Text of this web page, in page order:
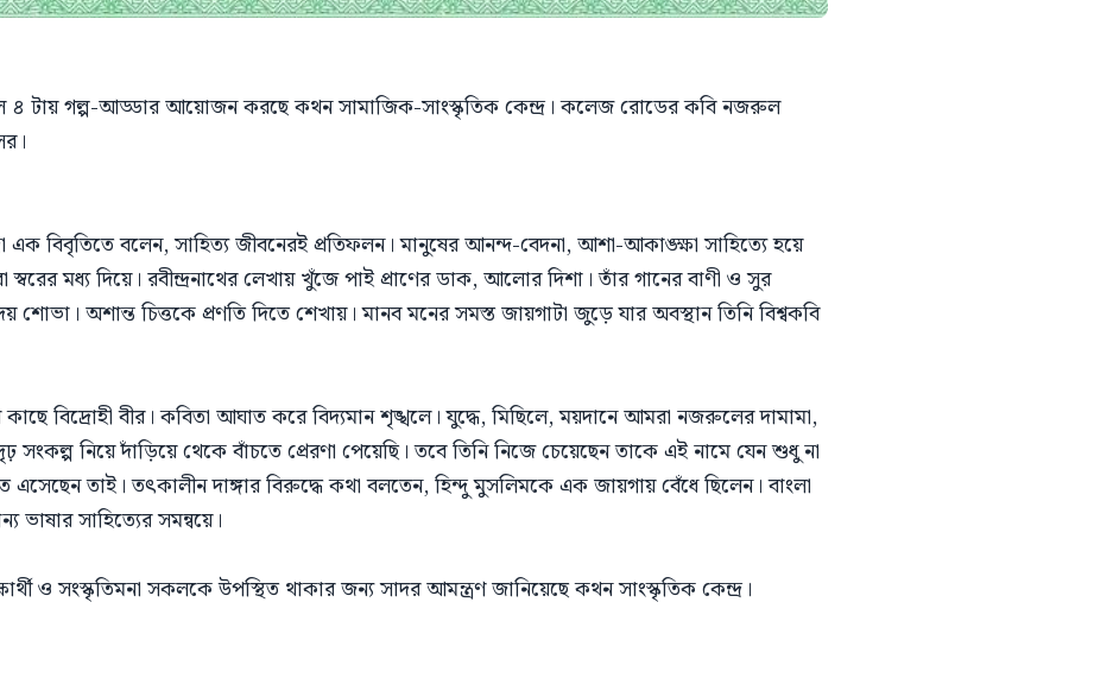
৪ টায় গল্প-আড্ডার আয়োজন করছে কথন সামাজিক-সাংস্কৃতিক কেন্দ্র। কলেজ রোডের কবি নজরুল
এক বিবৃতিতে বলেন, সাহিত্য জীবনেরই প্রতিফলন। মানুষের আনন্দ-বেদনা, আশা-আকাঙ্ক্ষা সাহিত্যে হয়ে
স্বরের মধ্য দিয়ে। রবীন্দ্রনাথের লেখায় খুঁজে পাই প্রাণের ডাক, আলোর দিশা। তাঁর গানের বাণী ও সুর
শোভা। অশান্ত চিত্তকে প্রণতি দিতে শেখায়। মানব মনের সমস্ত জায়গাটা জুড়ে যার অবস্থান তিনি বিশ্বকবি
বিদ্রোহী বীর। কবিতা আঘাত করে বিদ্যমান শৃঙ্খলে। যুদ্ধে, মিছিলে, ময়দানে আমরা নজরুলের দামামা,
সংকল্প নিয়ে দাঁড়িয়ে থেকে বাঁচতে প্রেরণা পেয়েছি। তবে তিনি নিজে চেয়েছেন তাকে এই নামে যেন শুধু না
এসেছেন তাই। তৎকালীন দাঙ্গার বিরুদ্ধে কথা বলতেন, হিন্দু মুসলিমকে এক জায়গায় বেঁধে ছিলেন। বাংলা
ভাষার সাহিত্যের সমন্বয়ে।
ও সংস্কৃতিমনা সকলকে উপস্থিত থাকার জন্য সাদর আমন্ত্রণ জানিয়েছে কথন সাংস্কৃতিক কেন্দ্র।